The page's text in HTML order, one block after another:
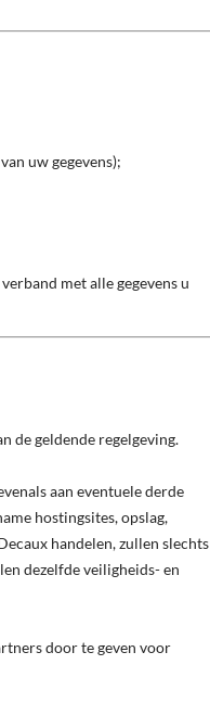
uw gegevens);
met alle gegevens u
de geldende regelgeving.
aan eventuele derde
hostingsites, opslag,
handelen, zullen slechts
dezelfde veiligheids- en
door te geven voor